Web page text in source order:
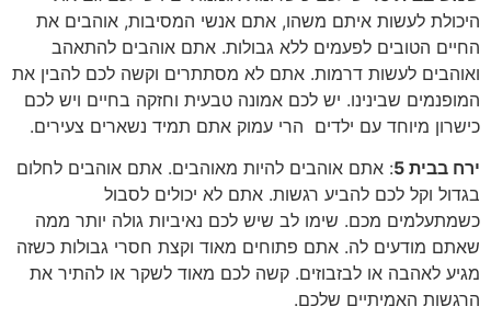
היכולת לעשות איתם משהו, אתם אנשי המסיבות, אוהבים את
החיים הטובים לפעמים ללא גבולות. אתם אוהבים להתאהב
ואוהבים לעשות דרמות. אתם לא מסתתרים וקשה לכם להבין את
המופנמים שבינינו. יש לכם אמונה טבעית וחזקה בחיים ויש לכם
כישרון מיוחד עם ילדים הרי עמוק אתם תמיד נשארים צעירים.
ירח בבית 5
: אתם אוהבים להיות מאוהבים. אתם אוהבים לחלום
בגדול וקל לכם להביע רגשות. אתם לא יכולים לסבול
כשמתעלמים מכם. שימו לב שיש לכם נאיביות גולה יותר ממה
שאתם מודעים לה. אתם פתוחים מאוד וקצת חסרי גבולות כשזה
מגיע לאהבה או לבזבוזים. קשה לכם מאוד לשקר או להתיר את
הרגשות האמיתיים שלכם.